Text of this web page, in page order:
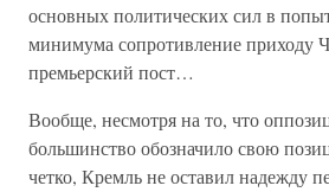
основных политических сил в
минимума сопротивление приходу
премьерский пост…
Вообще, несмотря на то, что
большинство обозначило свою
четко, Кремль не оставил надежду